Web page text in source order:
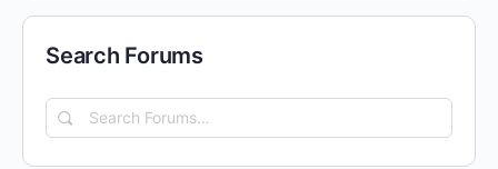
Search Forums
Search
Forums…